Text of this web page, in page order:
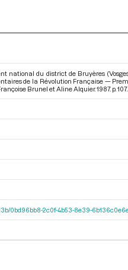
national du district de Bruyères
de la Révolution Française —
Brunel et Aline Alquier. 1987. p. 107.
0bd96bb8-2c0f-4b53-8e39-